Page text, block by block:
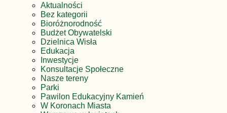
Aktualności
Bez kategorii
Bioróżnorodność
Budżet Obywatelski
Dzielnica Wisła
Edukacja
Inwestycje
Konsultacje Społeczne
Nasze tereny
Parki
Pawilon Edukacyjny Kamień
W Koronach Miasta